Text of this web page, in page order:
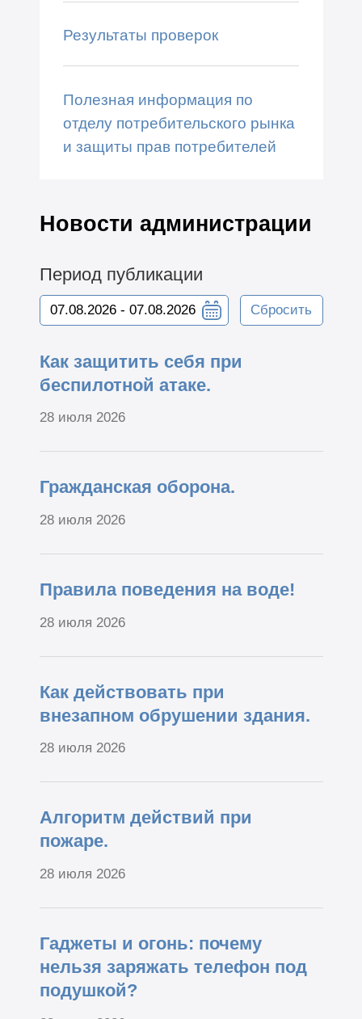
Результаты проверок
Полезная информация по
отделу потребительского рынка
и защиты прав потребителей
Новости администрации
Период публикации
Сбросить
Как защитить себя при
беспилотной атаке.
28 июля 2026
Гражданская оборона.
28 июля 2026
Правила поведения на воде!
28 июля 2026
Как действовать при
внезапном обрушении здания.
28 июля 2026
Алгоритм действий при
пожаре.
28 июля 2026
Гаджеты и огонь: почему
нельзя заряжать телефон под
подушкой?